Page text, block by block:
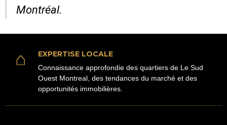
Montréal.
⌂ EXPERTISE LOCALE
Connaissance approfondie des quartiers de Le Sud
Ouest Montreal, des tendances du marché et des
opportunités immobilières.